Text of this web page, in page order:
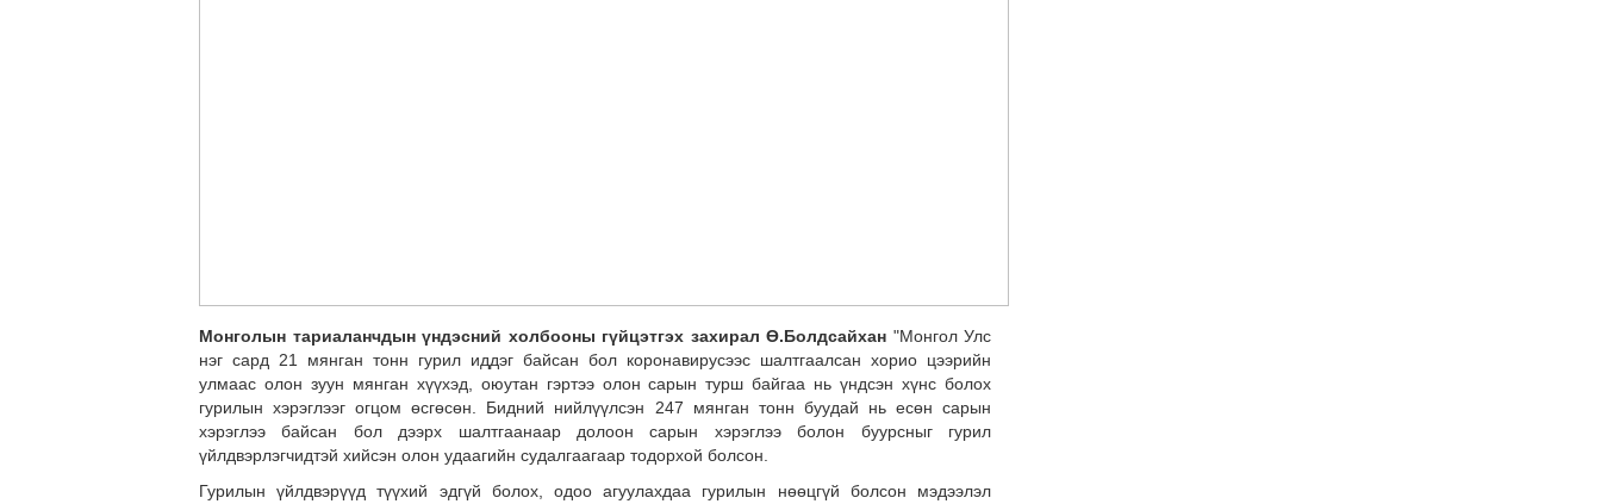
Монголын тариаланчдын үндэсний холбооны гүйцэтгэх захирал Ө.Болдсайхан "Монгол Улс
нэг сард 21 мянган тонн гурил иддэг байсан бол коронавирусээс шалтгаалсан хорио цээрийн
улмаас олон зуун мянган хүүхэд, оюутан гэртээ олон сарын турш байгаа нь үндсэн хүнс болох
гурилын хэрэглээг огцом өсгөсөн. Бидний нийлүүлсэн 247 мянган тонн буудай нь есөн сарын
хэрэглээ байсан бол дээрх шалтгаанаар долоон сарын хэрэглээ болон буурсныг гурил
үйлдвэрлэгчидтэй хийсэн олон удаагийн судалгаагаар тодорхой болсон.
Гурилын үйлдвэрүүд түүхий эдгүй болох, одоо агуулахдаа гурилын нөөцгүй болсон мэдээлэл